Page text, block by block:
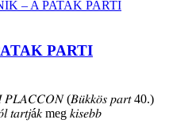
PARTI
𝑃𝐿𝐴𝐶𝐶𝑂𝑁 (𝐵𝑢̈𝑘𝑘𝑜̈𝑠 𝑝𝑎𝑟𝑡 40.)
meg 𝑘𝑖𝑠𝑒𝑏𝑏